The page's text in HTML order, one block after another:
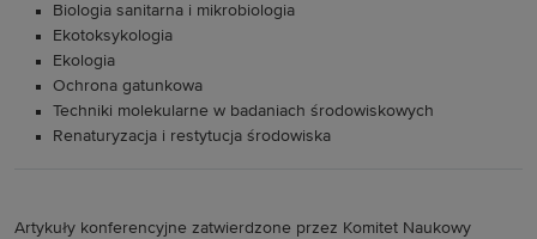
Biologia sanitarna i mikrobiologia
Ekotoksykologia
Ekologia
Ochrona gatunkowa
Techniki molekularne w badaniach środowiskowych
Renaturyzacja i restytucja środowiska
Artykuły konferencyjne zatwierdzone przez Komitet Naukowy